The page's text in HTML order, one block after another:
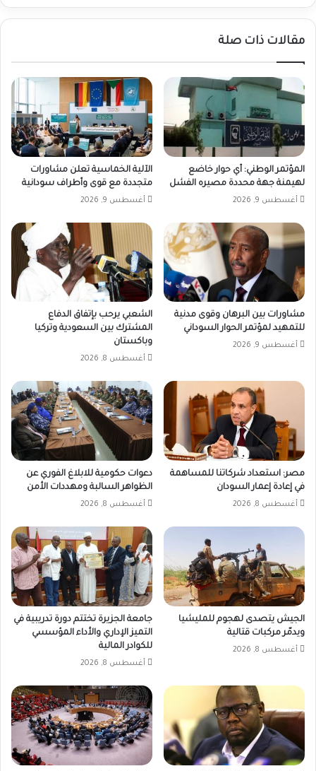
مقالات ذات صلة
المؤتمر الوطني: أي حوار خاضع
لهيمنة جهة محددة مصيره الفشل
أغسطس 9, 2026
الآلية الخماسية تعلن مشاورات
متجددة مع قوى وأطراف سودانية
أغسطس 9, 2026
مشاورات بين البرهان وقوى مدنية
للتمهيد لمؤتمر الحوار السوداني
أغسطس 9, 2026
الشعبي يرحب بإتفاق الدفاع
المشترك بين السعودية وتركيا
وباكستان
أغسطس 8, 2026
مصر: استعداد شركاتنا للمساهمة
في إعادة إعمار السودان
أغسطس 8, 2026
دعوات حكومية للابلاغ الفوري عن
الظواهر السالبة ومهددات الأمن
أغسطس 8, 2026
الجيش يتصدى لهجوم للمليشيا
ويدمّر مركبات قتالية
أغسطس 8, 2026
جامعة الجزيرة تختتم دورة تدريبية في
التميز الإداري والأداء المؤسسي
للكوادر المالية
أغسطس 8, 2026